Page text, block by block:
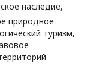
наследие,
природное
туризм,